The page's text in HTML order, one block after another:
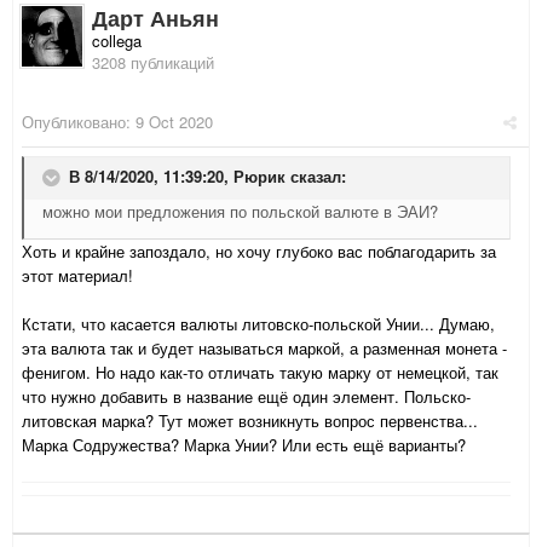
Дарт Аньян
collega
3208 публикаций
Опубликовано: 9 Oct 2020
В 8/14/2020, 11:39:20, Рюрик сказал:
можно мои предложения по польской валюте в ЭАИ?
Хоть и крайне запоздало, но хочу глубоко вас поблагодарить за
этот материал!
Кстати, что касается валюты литовско-польской Унии... Думаю,
эта валюта так и будет называться маркой, а разменная монета -
фенигом. Но надо как-то отличать такую марку от немецкой, так
что нужно добавить в название ещё один элемент. Польско-
литовская марка? Тут может возникнуть вопрос первенства...
Марка Содружества? Марка Унии? Или есть ещё варианты?